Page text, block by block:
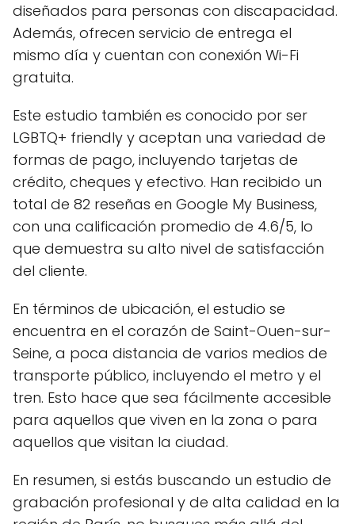
diseñados para personas con discapacidad.
Además, ofrecen servicio de entrega el
mismo día y cuentan con conexión Wi-Fi
gratuita.
Este estudio también es conocido por ser
LGBTQ+ friendly y aceptan una variedad de
formas de pago, incluyendo tarjetas de
crédito, cheques y efectivo. Han recibido un
total de 82 reseñas en Google My Business,
con una calificación promedio de 4.6/5, lo
que demuestra su alto nivel de satisfacción
del cliente.
En términos de ubicación, el estudio se
encuentra en el corazón de Saint-Ouen-sur-
Seine, a poca distancia de varios medios de
transporte público, incluyendo el metro y el
tren. Esto hace que sea fácilmente accesible
para aquellos que viven en la zona o para
aquellos que visitan la ciudad.
En resumen, si estás buscando un estudio de
grabación profesional y de alta calidad en la